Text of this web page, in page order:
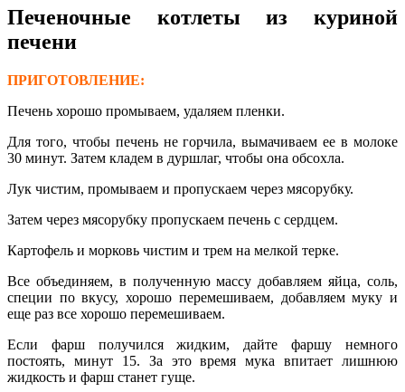
Печеночные котлеты из куриной
печени
ПРИГОТОВЛЕНИЕ:
Печень хорошо промываем, удаляем пленки.
Для того, чтобы печень не горчила, вымачиваем ее в молоке
30 минут. Затем кладем в дуршлаг, чтобы она обсохла.
Лук чистим, промываем и пропускаем через мясорубку.
Затем через мясорубку пропускаем печень с сердцем.
Картофель и морковь чистим и трем на мелкой терке.
Все объединяем, в полученную массу добавляем яйца, соль,
специи по вкусу, хорошо перемешиваем, добавляем муку и
еще раз все хорошо перемешиваем.
Если фарш получился жидким, дайте фаршу немного
постоять, минут 15. За это время мука впитает лишнюю
жидкость и фарш станет гуще.